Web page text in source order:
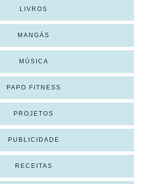
LIVROS
MANGÁS
MÚSICA
PAPO FITNESS
PROJETOS
PUBLICIDADE
RECEITAS